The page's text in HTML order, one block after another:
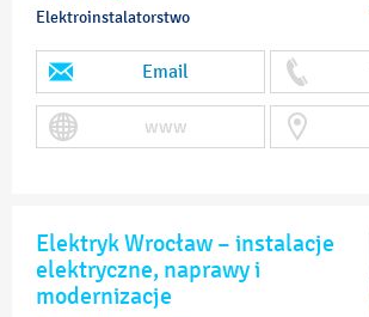
Elektroinstalatorstwo
Email
www
Elektryk Wrocław – instalacje
elektryczne, naprawy i
modernizacje